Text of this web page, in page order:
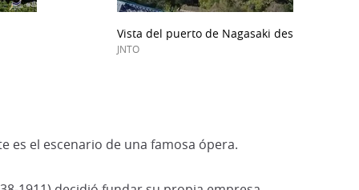
Vista del puerto de Nagasaki desde el Jardín
JNTO
es el escenario de una famosa ópera.